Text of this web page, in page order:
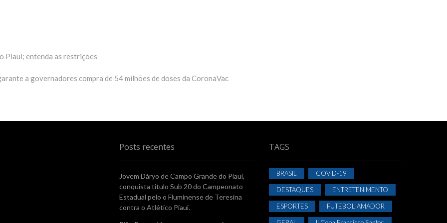
Piaui; entenda as restrições
a governadores compra de 54 milhões de doses da CoronaVac
Posts recentes
Jovem Dáryo de Campo Grande do Piauí,
conquista titulo Sub 20 do Campeonato
Estadual pelo o Fluminense de Teresina
contra o Atlético Piaui.
TAGS
BRASIL COVID-19
DESTAQUES ENTRETENIMENTO
ESPORTES FUTEBOL AMADOR